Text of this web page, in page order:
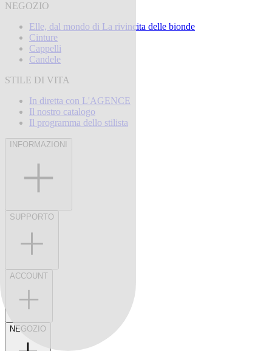
NEGOZIO
Elle, dal mondo di La rivincita delle bionde
Cinture
Cappelli
Candele
STILE DI VITA
In diretta con L'AGENCE
Il nostro catalogo
Il programma dello stilista
INFORMAZIONI
SUPPORTO
ACCOUNT
NEGOZIO